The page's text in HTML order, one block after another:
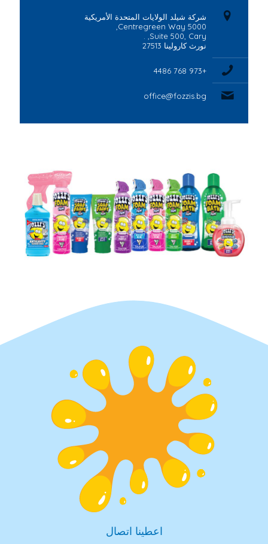
شركة شيلد الولايات المتحدة الأمريكية
5000 Centregreen Way,
Suite 500, Cary, .
نورث كارولينا 27513
+973 768 4486
office@fozzis.bg
اعطينا اتصال